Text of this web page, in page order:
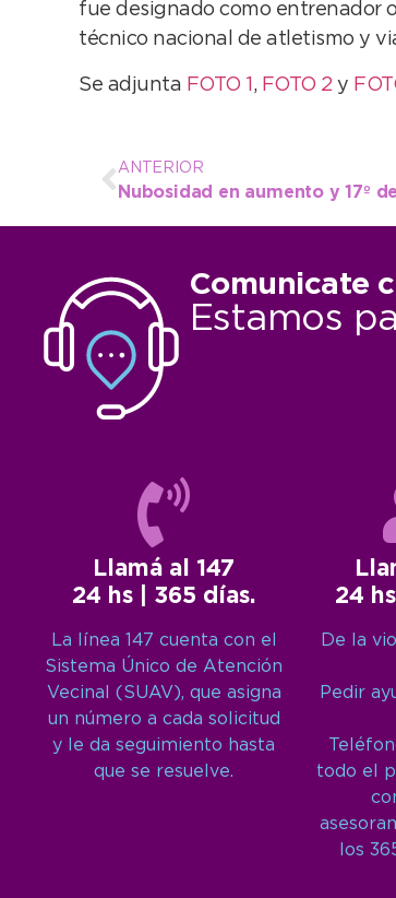
fue designado como entrenador
técnico nacional de atletismo y
Se adjunta FOTO 1 , FOTO 2 y
ANTERIOR
Nubosidad en aumento y 17º
Comunicate
Estamos
Llamá al 147
24 hs | 365 días.
La línea 147 cuenta con el
Sistema Único de Atención
Vecinal (SUAV), que asigna
un número a cada solicitud
y le da seguimiento hasta
que se resuelve.
24
De la
Pedir
todo el
los